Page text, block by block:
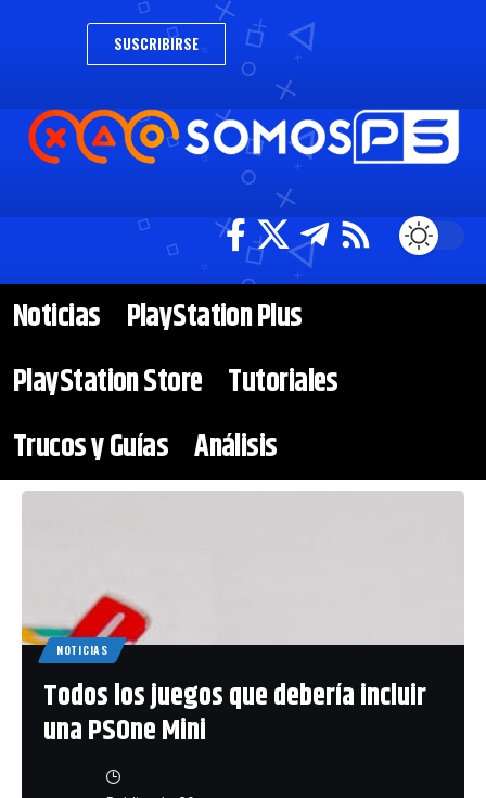
SUSCRIBIRSE
Noticias
PlayStation Plus
PlayStation Store Tutoriales
Trucos y Guías Análisis
NOTICIAS
Todos los juegos que debería incluir
una PSOne Mini